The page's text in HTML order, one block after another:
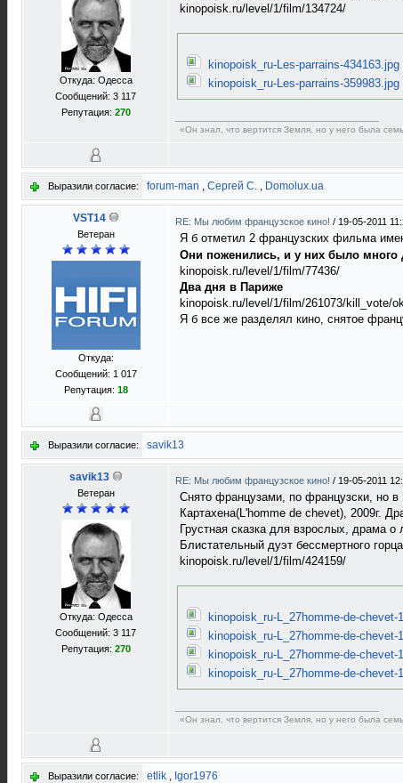
Откуда: Одесса
Сообщений: 3 117
Репутация: 270
kinopoisk.ru/level/1/film/134724/
kinopoisk_ru-Les-parrains-434163.jpg
kinopoisk_ru-Les-parrains-359983.jpg
«Он знал, что вертится Земля, но у него была
Выразили согласие: forum-man , Сергей C. , Domolux.ua
VST14
Ветеран
Откуда:
Сообщений: 1 017
Репутация: 18
RE: Мы любим французское кино! / 19-05-2011
Я б отметил 2 французских фильма
Они поженились, и у них было много
kinopoisk.ru/level/1/film/77436/
Два дня в Париже
kinopoisk.ru/level/1/film/261073/kill_vote/
Я б все же разделял кино, снятое
Выразили согласие: savik13
savik13
Ветеран
Откуда: Одесса
Сообщений: 3 117
Репутация: 270
RE: Мы любим французское кино! / 19-05-2011
Снято французами, по французски, но в
Картахена(L'homme de chevet), 2009г.
Грустная сказка для взрослых, драма
Блистательный дуэт бессмертного
kinopoisk.ru/level/1/film/424159/
kinopoisk_ru-L_27homme-de-chevet-
kinopoisk_ru-L_27homme-de-chevet-
kinopoisk_ru-L_27homme-de-chevet-
kinopoisk_ru-L_27homme-de-chevet-
«Он знал, что вертится Земля, но у него была
Выразили согласие: etlik , Igor1976